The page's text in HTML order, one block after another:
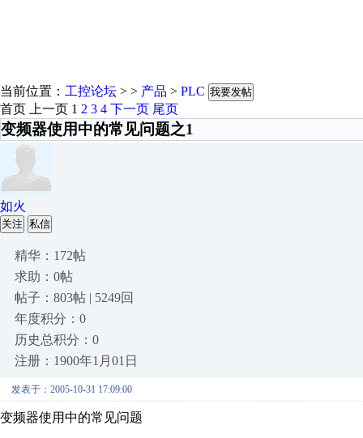
当前位置： 工控论坛 > > 产品 > PLC 我要发帖
首页 上一页 1 2 3 4 下一页 尾页
变频器使用中的常见问题之1
如火
关注 私信
精华：172帖
求助：0帖
帖子：803帖 | 5249回
年度积分：0
历史总积分：0
注册：1900年1月01日
发表于：2005-10-31 17:09:00
变频器使用中的常见问题